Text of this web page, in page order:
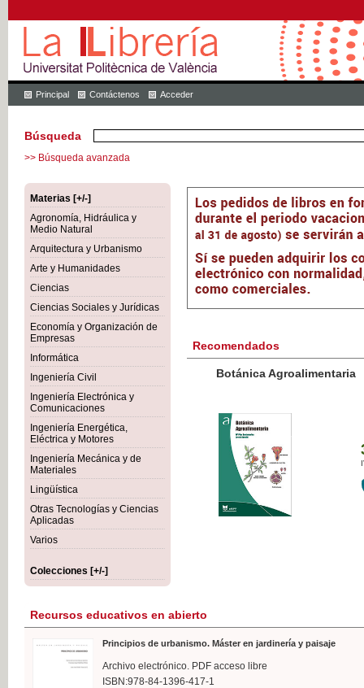
Principal Contáctenos Acceder
Búsqueda
>> Búsqueda avanzada
Materias [+/-]
Agronomía, Hidráulica y
Medio Natural
Arquitectura y Urbanismo
Arte y Humanidades
Ciencias
Ciencias Sociales y Jurídicas
Economía y Organización de
Empresas
Informática
Ingeniería Civil
Ingeniería Electrónica y
Comunicaciones
Ingeniería Energética,
Eléctrica y Motores
Ingeniería Mecánica y de
Materiales
Lingüística
Otras Tecnologías y Ciencias
Aplicadas
Varios
Colecciones [+/-]
Recomendados
Botánica Agroalimentaria
IVA
Recursos educativos en abierto
Principios de urbanismo. Máster en jardinería y paisaje
Archivo electrónico. PDF acceso libre
ISBN:978-84-1396-417-1